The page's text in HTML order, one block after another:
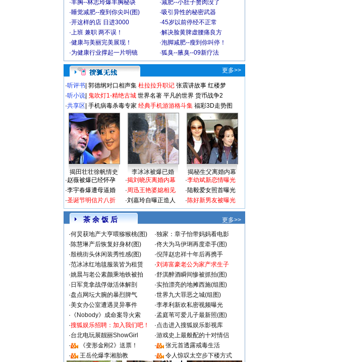
·丰胸--林志玲爆丰胸秘诀 ·减肥--小肚子赘肉没了
·睡觉减肥--瘦到你尖叫(图) ·吸引异性的秘密武器
·开这样的店 日进3000 ·45岁以前停经不正常
·上班 兼职 两不误！ ·解决脸黄脾虚腰痛良方
·健康与美丽完美展现！ ·泡脚减肥--瘦到你叫停！
·为健康行业撑起一片明镜 ·狐臭--腋臭--09新疗法
更多>>
·听评书 郭德纲对口相声集 杜拉拉升职记 张震讲故事 红楼梦
·听小说 鬼吹灯1-精绝古城 世界名著 平凡的世界 货币战争2
·共享区 手机病毒杀毒专家 经典手机游游格斗集 福彩3D走势图
揭田壮壮徐帆情史 李冰冰被爆已婚
揭秘生父离婚内幕
·赵薇被爆已经怀孕
·李宇春爆遭母逼婚
·圣诞节明信片八折
·揭刘晓庆离婚内幕
·周迅王艳婆媳相见
·刘嘉玲自曝正造人
·李幼斌新恋情曝光
·陆毅爱女照首曝光
·陈好新男友被曝光
茶 余 饭 后
更多>>
·何炅获地产大亨喂猕猴桃(图) ·独家：章子怡带妈妈看电影
·陈慧琳产后恢复好身材(图) ·佟大为马伊琍再度牵手(图)
·殷桃街头休闲装秀性感(图) ·倪萍赵忠祥十年后再携手
·范冰冰红地毯服装皆为租赁 ·刘涛富豪老公为家产求生子
·姚晨与老公素颜乘地铁被拍 ·舒淇醉酒瞬间惨被抓拍(图)
· 日军竟拿战俘做活体解剖 ·实拍漂亮的地摊西施(组图)
·盘点网坛大腕的暴烈脾气 ·世界九大罪恶之城(组图)
·美女办公室遭遇灵异事件 ·李孝利新欢私密视频曝光
· 《Nobody》成命案导火索 ·孟庭苇可爱儿子最新照(图)
·搜狐娱乐招聘：加入我们吧！ ·点击进入搜狐娱乐影视库
·台北电玩展靓丽ShowGirl ·游戏史上最般配的十对情侣
·
《变形金刚2》送票！ ·
张元首透露戒毒生活
·
王岳伦爆李湘胎教 · 令人惊叹太空步下楼方式